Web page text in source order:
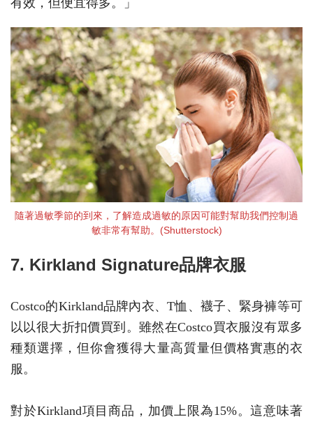
有效，但便宜得多。」
隨著過敏季節的到來，了解造成過敏的原因可能對幫助我們控制過
敏非常有幫助。(Shutterstock)
7. Kirkland Signature品牌衣服
Costco的Kirkland品牌內衣、T恤、襪子、緊身褲等可
以以很大折扣價買到。雖然在Costco買衣服沒有眾多
種類選擇，但你會獲得大量高質量但價格實惠的衣
服。
對於Kirkland項目商品，加價上限為15%。這意味著